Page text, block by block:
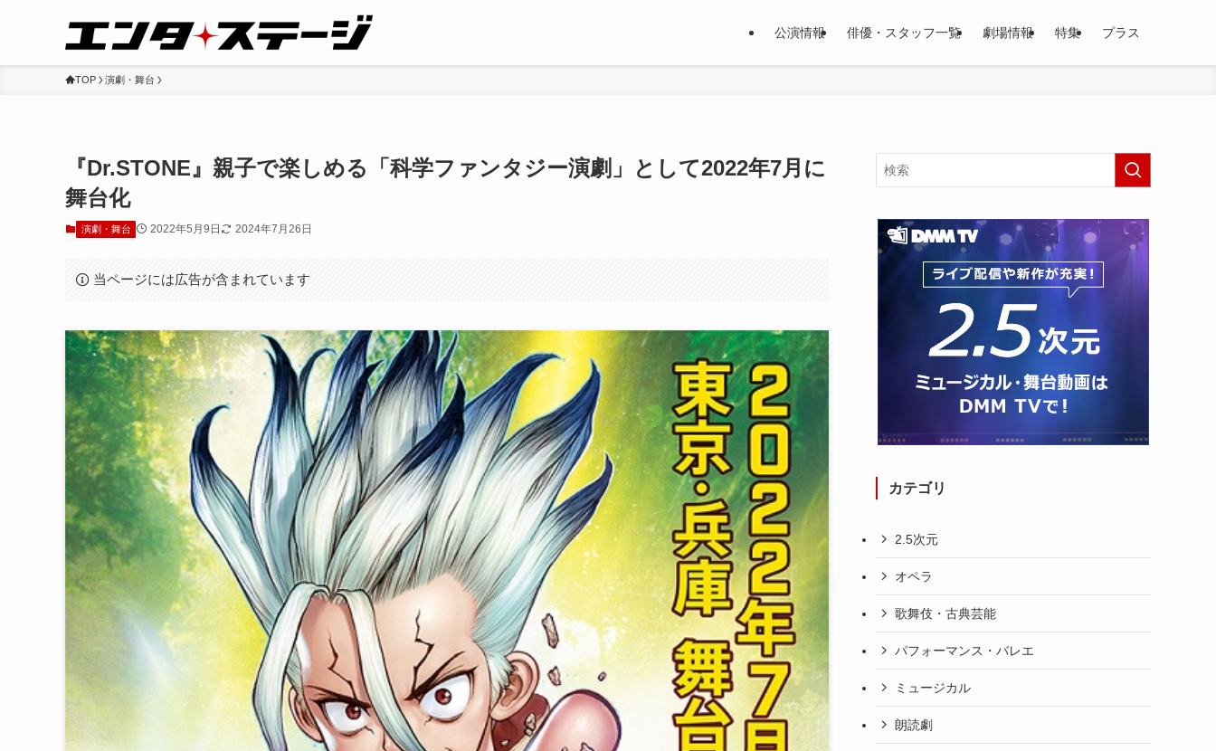
公演情報 俳優・スタッフ一覧 劇場情報 特集 プラス
TOP 演劇・舞台
『Dr.STONE』親子で楽しめる「科学ファンタジー演劇」として2022年7月に
舞台化
演劇・舞台 2022年5月9日 2024年7月26日
当ページには広告が含まれています
カテゴリ
2.5次元
オペラ
歌舞伎・古典芸能
パフォーマンス・バレエ
ミュージカル
朗読劇